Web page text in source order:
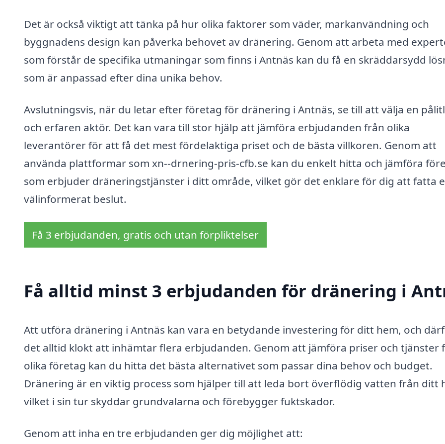
Det är också viktigt att tänka på hur olika faktorer som väder, markanvändning och
byggnadens design kan påverka behovet av dränering. Genom att arbeta med
som förstår de specifika utmaningar som finns i Antnäs kan du få en skräddarsydd
som är anpassad efter dina unika behov.
Avslutningsvis, när du letar efter företag för dränering i Antnäs, se till att välja en
och erfaren aktör. Det kan vara till stor hjälp att jämföra erbjudanden från olika
leverantörer för att få det mest fördelaktiga priset och de bästa villkoren. Genom att
använda plattformar som xn--drnering-pris-cfb.se kan du enkelt hitta och jämföra
som erbjuder dräneringstjänster i ditt område, vilket gör det enklare för dig att fatta
välinformerat beslut.
Få 3 erbjudanden, gratis och utan förpliktelser
Få alltid minst 3 erbjudanden för dränering i
Att utföra dränering i Antnäs kan vara en betydande investering för ditt hem, och
det alltid klokt att inhämtar flera erbjudanden. Genom att jämföra priser och tjänster
olika företag kan du hitta det bästa alternativet som passar dina behov och budget.
Dränering är en viktig process som hjälper till att leda bort överflödig vatten från ditt
vilket i sin tur skyddar grundvalarna och förebygger fuktskador.
Genom att inha en tre erbjudanden ger dig möjlighet att: